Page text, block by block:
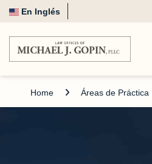
En Inglés
Home Áreas de Práctica